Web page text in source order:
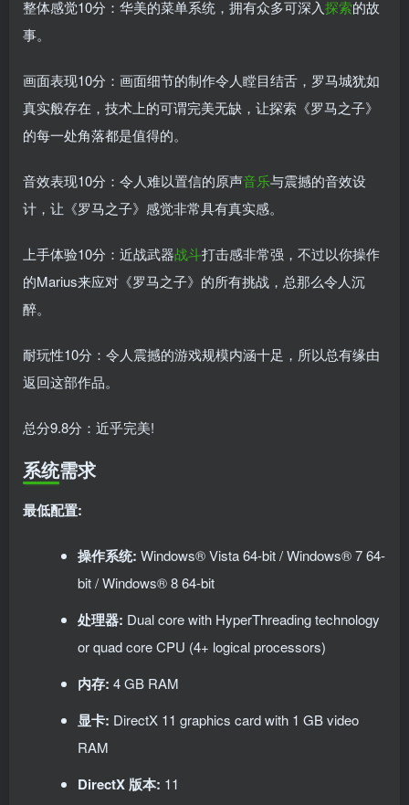
整体感觉10分：华美的菜单系统，拥有众多可深入探索的故
事。
画面表现10分：画面细节的制作令人瞠目结舌，罗马城犹如
真实般存在，技术上的可谓完美无缺，让探索《罗马之子》
的每一处角落都是值得的。
音效表现10分：令人难以置信的原声音乐与震撼的音效设
计，让《罗马之子》感觉非常具有真实感。
上手体验10分：近战武器战斗打击感非常强，不过以你操作
的Marius来应对《罗马之子》的所有挑战，总那么令人沉
醉。
耐玩性10分：令人震撼的游戏规模内涵十足，所以总有缘由
返回这部作品。
总分9.8分：近乎完美!
系统需求
最低配置:
操作系统: Windows® Vista 64-bit / Windows® 7 64-
bit / Windows® 8 64-bit
处理器: Dual core with HyperThreading technology
or quad core CPU (4+ logical processors)
内存: 4 GB RAM
显卡: DirectX 11 graphics card with 1 GB video
RAM
DirectX 版本: 11